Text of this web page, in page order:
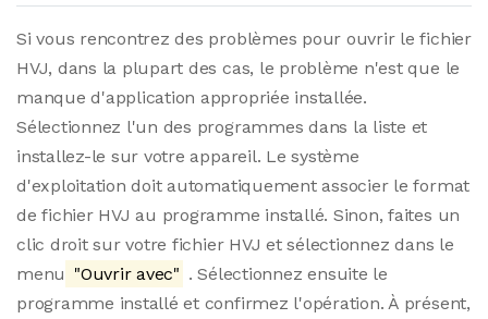
Si vous rencontrez des problèmes pour ouvrir le fichier
HVJ, dans la plupart des cas, le problème n'est que le
manque d'application appropriée installée.
Sélectionnez l'un des programmes dans la liste et
installez-le sur votre appareil. Le système
d'exploitation doit automatiquement associer le format
de fichier HVJ au programme installé. Sinon, faites un
clic droit sur votre fichier HVJ et sélectionnez dans le
menu "Ouvrir avec" . Sélectionnez ensuite le
programme installé et confirmez l'opération. À présent,